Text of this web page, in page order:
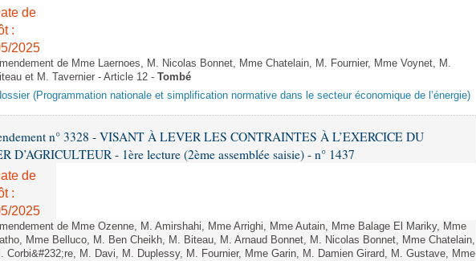
de
:
2025
de Mme Laernoes, M. Nicolas Bonnet, Mme Chatelain, M. Fournier, Mme Voynet, M.
et M. Tavernier - Article 12 - Tombé
(Programmation nationale et simplification normative dans le secteur économique de l’énergie)
n° 3328 - VISANT À LEVER LES CONTRAINTES À L’EXERCICE DU
D’AGRICULTEUR - 1ère lecture (2ème assemblée saisie) - n° 1437
de
:
2025
de Mme Ozenne, M. Amirshahi, Mme Arrighi, Mme Autain, Mme Balage El Mariky, Mme
Mme Belluco, M. Ben Cheikh, M. Biteau, M. Arnaud Bonnet, M. Nicolas Bonnet, Mme Chatelain,
Corbi&#232;re, M. Davi, M. Duplessy, M. Fournier, Mme Garin, M. Damien Girard, M. Gustave, Mme